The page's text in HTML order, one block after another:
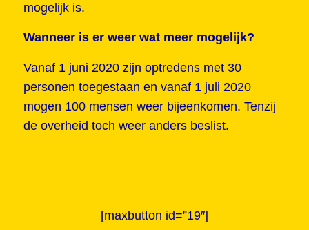
mogelijk is.
Wanneer is er weer wat meer mogelijk?
Vanaf 1 juni 2020 zijn optredens met 30
personen toegestaan en vanaf 1 juli 2020
mogen 100 mensen weer bijeenkomen. Tenzij
de overheid toch weer anders beslist.
[maxbutton id=”19″]